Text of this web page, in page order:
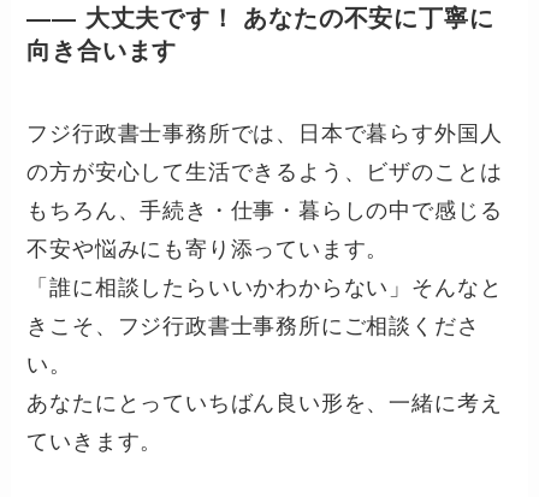
—— 大丈夫です！ あなたの不安に丁寧に
向き合います
フジ行政書士事務所では、日本で暮らす外国人
の方が安心して生活できるよう、ビザのことは
もちろん、手続き・仕事・暮らしの中で感じる
不安や悩みにも寄り添っています。
「誰に相談したらいいかわからない」そんなと
きこそ、フジ行政書士事務所にご相談くださ
い。
あなたにとっていちばん良い形を、一緒に考え
ていきます。